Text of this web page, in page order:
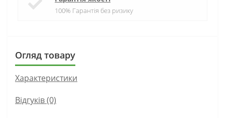
100% Гарантія без ризику
Огляд товару
Характеристики
Відгуків (0)